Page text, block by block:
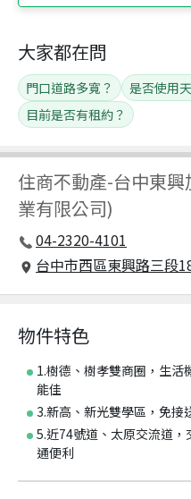
住商不動產-台中東
業有限公司)
04-2320-4101
台中市西區東興路三段
大家都在問
門口道路多寬？ 是否使用
目前是否有租約？
物件特色
1.樹德、樹孝雙商圈，生活
能佳
3.新高、新光雙學區，免接
5.近74號道、太原交流道，
通便利